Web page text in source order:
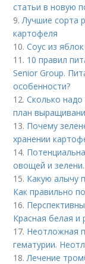
статьи в новую
9. Лучшие сорта
картофеля
10.Соус из
11. 10 правил
Senior Group.
особенности?
12.Сколько надо
план
13. Почему
хранении
14.
овощей и
15. Какую алычу
Как правильно
16.
Красная белая и
17. Неотложная
гематурии.
18. Лечение